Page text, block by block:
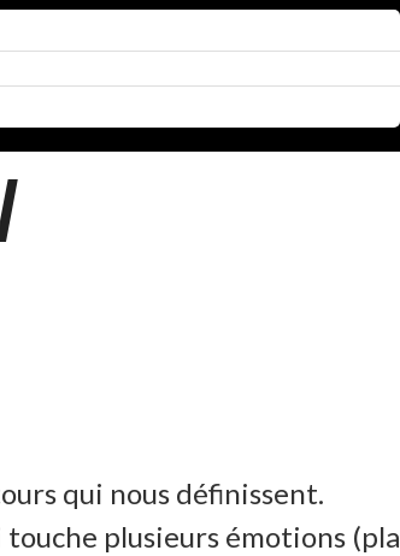
qui nous définissent.
plusieurs émotions